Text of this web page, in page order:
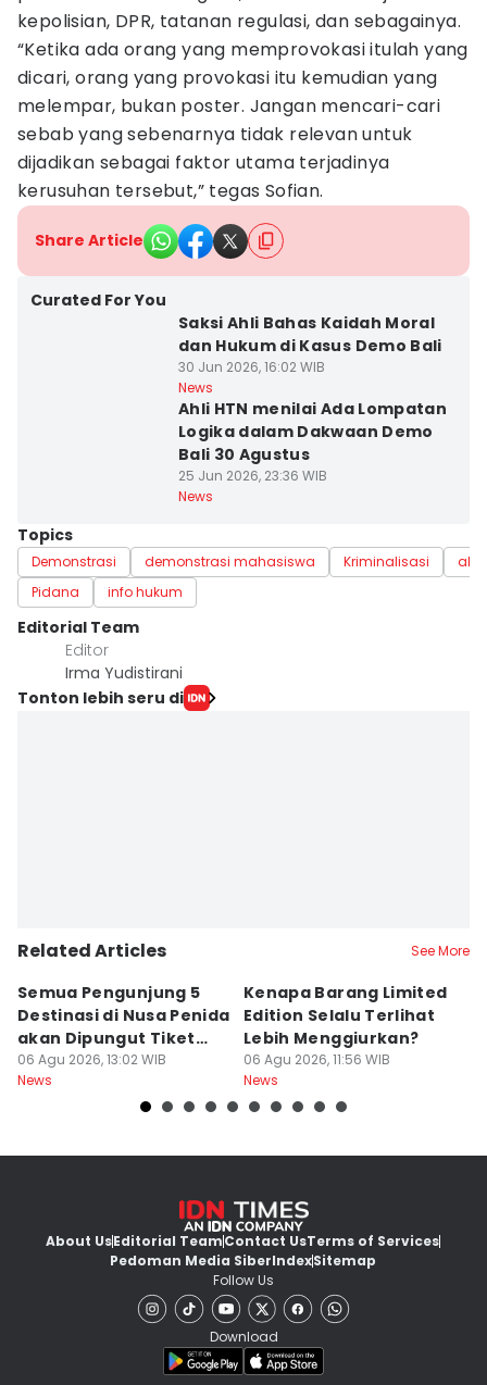
kepolisian, DPR, tatanan regulasi, dan sebagainya.
“Ketika ada orang yang memprovokasi itulah yang
dicari, orang yang provokasi itu kemudian yang
melempar, bukan poster. Jangan mencari-cari
sebab yang sebenarnya tidak relevan untuk
dijadikan sebagai faktor utama terjadinya
kerusuhan tersebut,” tegas Sofian.
Share Article
Curated For You
Saksi Ahli Bahas Kaidah Moral
dan Hukum di Kasus Demo Bali
30 Jun 2026, 16:02 WIB
News
Ahli HTN menilai Ada Lompatan
Logika dalam Dakwaan Demo
Bali 30 Agustus
25 Jun 2026, 23:36 WIB
News
Topics
Demonstrasi demonstrasi mahasiswa Kriminalisasi
Pidana
info hukum
Editorial Team
Editor
Irma Yudistirani
Tonton lebih seru di
Related Articles See More
Semua Pengunjung 5
Destinasi di Nusa Penida
akan Dipungut Tiket
Masuk
06 Agu 2026, 13:02 WIB
News
Kenapa Barang Limited
Edition Selalu Terlihat
Lebih Menggiurkan?
06 Agu 2026, 11:56 WIB
News
About UsEditorial TeamContact UsTerms of Services
Pedoman Media SiberIndexSitemap
Follow Us
Download